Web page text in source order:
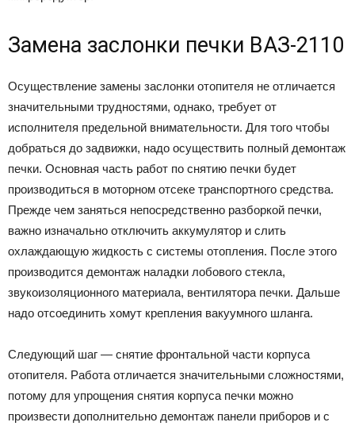
Замена заслонки печки ВАЗ-2110
Осуществление замены заслонки отопителя не отличается
значительными трудностями, однако, требует от
исполнителя предельной внимательности. Для того чтобы
добраться до задвижки, надо осуществить полный демонтаж
печки. Основная часть работ по снятию печки будет
производиться в моторном отсеке транспортного средства.
Прежде чем заняться непосредственно разборкой печки,
важно изначально отключить аккумулятор и слить
охлаждающую жидкость с системы отопления. После этого
производится демонтаж наладки лобового стекла,
звукоизоляционного материала, вентилятора печки. Дальше
надо отсоединить хомут крепления вакуумного шланга.
Следующий шаг — снятие фронтальной части корпуса
отопителя. Работа отличается значительными сложностями,
потому для упрощения снятия корпуса печки можно
произвести дополнительно демонтаж панели приборов и с